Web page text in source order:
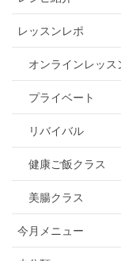
レッスンレポ
オンラインレッス
プライベート
リバイバル
健康ご飯クラス
美腸クラス
今月メニュー